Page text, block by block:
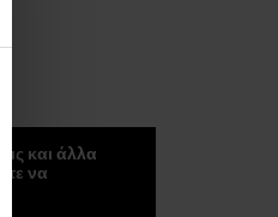
και άλλα
να